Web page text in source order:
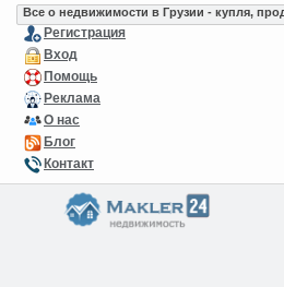
Все о недвижимости в Грузии - купля,
Регистрация
Вход
Помощь
Реклама
О нас
Блог
Контакт